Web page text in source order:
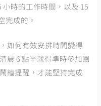
時的工作時間，以及 15
完成的。
如何有效安排時間變得
晨 6 點半就得準時參加團
鐘提醒，才能堅持完成